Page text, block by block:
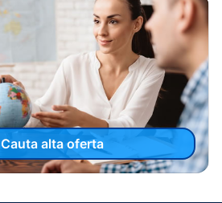
Cauta alta oferta